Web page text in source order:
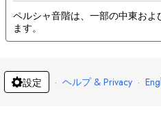
ペルシャ音階は、一部の中東お
ます。
設定 · ヘルプ & Privacy ·